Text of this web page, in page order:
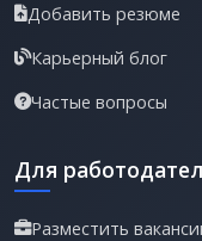
Добавить резюме
Карьерный блог
Частые вопросы
Для
Разместить